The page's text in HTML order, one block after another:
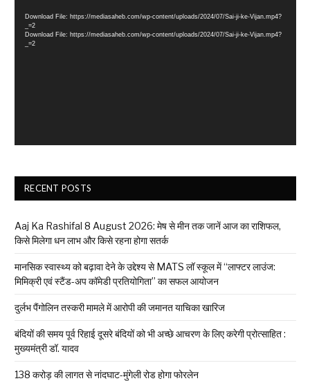
Download File: https://mediasaheb.com/wp-content/uploads/2024/07/Sai-ji-ke-Vijan.mp4?
_=2
Download File: https://mediasaheb.com/wp-content/uploads/2024/07/Sai-ji-ke-Vijan.mp4?
_=2
RECENT POSTS
Aaj Ka Rashifal 8 August 2026: मेष से मीन तक जानें आज का राशिफल,
किसे मिलेगा धन लाभ और किसे रहना होगा सतर्क
मानसिक स्वास्थ्य को बढ़ावा देने के उद्देश्य से MATS लॉ स्कूल में “लाफ्टर लाउंज:
मिमिक्री एवं स्टैंड-अप कॉमेडी प्रतियोगिता” का सफल आयोजन
दुर्लभ पैंगोलिन तस्करी मामले में आरोपी की जमानत याचिका खारिज
बंदियों की समय पूर्व रिहाई दूसरे बंदियों को भी अच्छे आचरण के लिए करेगी प्रोत्साहित :
मुख्यमंत्री डॉ. यादव
138 करोड़ की लागत से नांदघाट-मुंगेली रोड होगा फोरलेन